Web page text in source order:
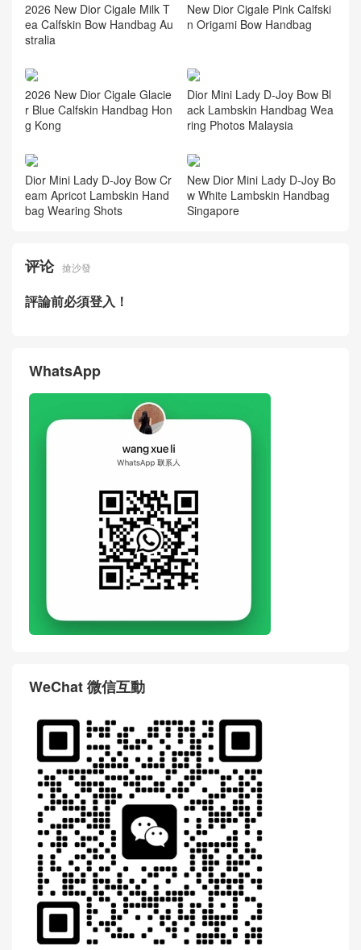
2026 New Dior Cigale Milk T
ea Calfskin Bow Handbag Au
stralia
New Dior Cigale Pink Calfski
n Origami Bow Handbag
2026 New Dior Cigale Glacie
r Blue Calfskin Handbag Hon
g Kong
Dior Mini Lady D-Joy Bow Bl
ack Lambskin Handbag Wea
ring Photos Malaysia
Dior Mini Lady D-Joy Bow Cr
eam Apricot Lambskin Hand
bag Wearing Shots
New Dior Mini Lady D-Joy Bo
w White Lambskin Handbag
Singapore
评论 搶沙發
評論前必須登入！
WhatsApp
WeChat 微信互動